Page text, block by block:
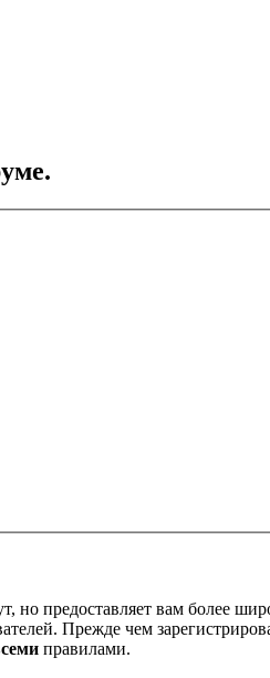
но предоставляет вам более
Прежде чем
правилами.